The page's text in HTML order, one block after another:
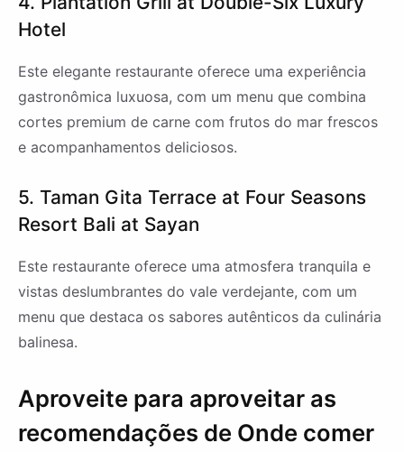
Hotel
Este elegante restaurante oferece uma experiência
gastronômica luxuosa, com um menu que combina
cortes premium de carne com frutos do mar frescos
e acompanhamentos deliciosos.
5. Taman Gita Terrace at Four Seasons
Resort Bali at Sayan
Este restaurante oferece uma atmosfera tranquila e
vistas deslumbrantes do vale verdejante, com um
menu que destaca os sabores autênticos da culinária
balinesa.
Aproveite para aproveitar as
recomendações de Onde comer